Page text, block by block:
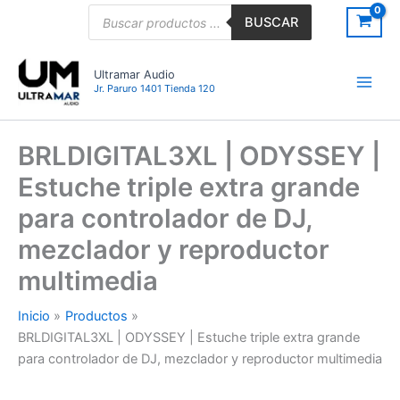
BUSCAR
Ultramar Audio
Jr. Paruro 1401 Tienda 120
BRLDIGITAL3XL | ODYSSEY |
Estuche triple extra grande
para controlador de DJ,
mezclador y reproductor
multimedia
Inicio
Productos
BRLDIGITAL3XL | ODYSSEY | Estuche triple extra grande
para controlador de DJ, mezclador y reproductor multimedia